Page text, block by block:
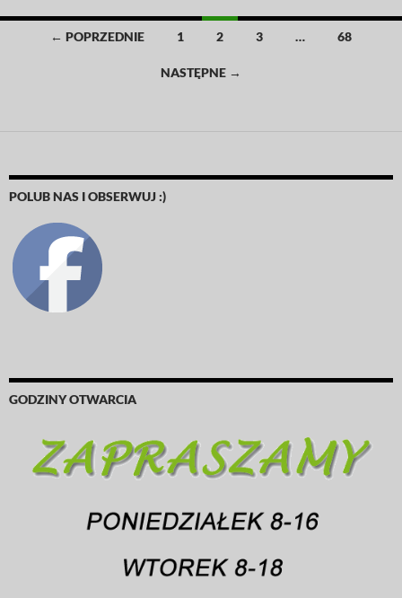
Nawigacja
← POPRZEDNIE 1 2 3 … 68
NASTĘPNE →
POLUB NAS I OBSERWUJ :)
GODZINY OTWARCIA